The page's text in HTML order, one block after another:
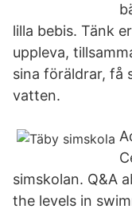
lilla bebis. Tänk
uppleva,
sina föräldrar, få
vatten.
simskolan. Q&A
the levels in